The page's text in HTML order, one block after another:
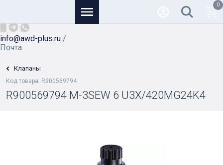
info@awd-plus.ru /
Почта
0
Клапаны
Код товара: R900569794
R900569794 M-3SEW 6 U3X/420MG24K4